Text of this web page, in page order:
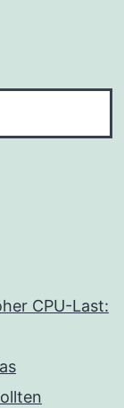
CPU-Last: